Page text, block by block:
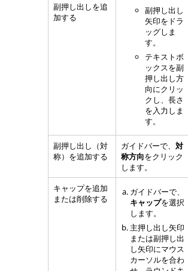
副押し出しを追
加する
副押し出し
矢印をドラ
ッグしま
す。
テキストボ
ックスを副
押し出し方
向にクリッ
クし、長さ
を入力しま
す。
副押し出し（対
称）を追加する
ガイドバーで、 対
称方向をクリック
します。
キャップを追加
または削除する
ガイドバーで、
キャップを選択
します。
主押し出し矢印
または副押し出
し矢印にマウス
カーソルを合わ